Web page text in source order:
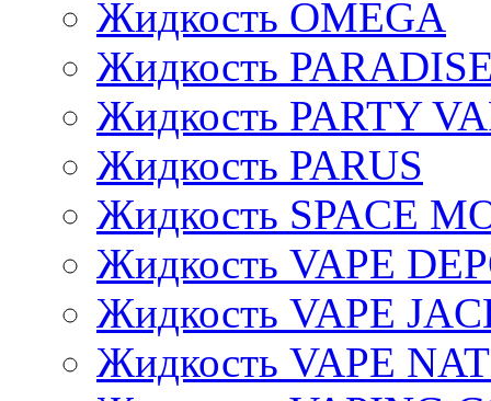
Жидкость OMEGA
Жидкость
Жидкость PARTY
Жидкость PARUS
Жидкость SPACE
Жидкость VAPE
Жидкость VAPE
Жидкость VAPE